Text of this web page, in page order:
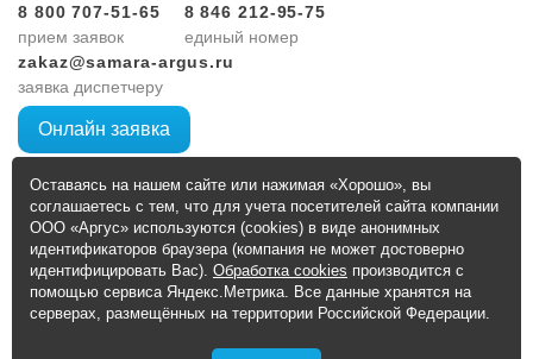
Оставаясь на нашем сайте или нажимая «Хорошо», вы
соглашаетесь с тем, что для учета посетителей сайта компании
ООО «Аргус» используются (cookies) в виде анонимных
идентификаторов браузера (компания не может достоверно
идентифицировать Вас). Обработка cookies производится с
помощью сервиса Яндекс.Метрика. Все данные хранятся на
серверах, размещённых на территории Российской Федерации.
8 800 707-51-65
прием заявок
8 846 212-95-75
единый номер
zakaz@samara-argus.ru
заявка диспетчеру
Онлайн заявка
г. Самара,Управленческий тупик, 7/1
6 точек заправки в Самарской области